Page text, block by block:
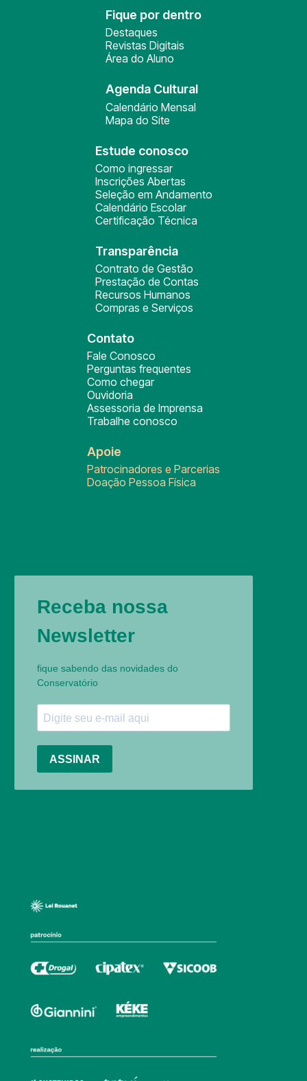
Fique por dentro
Destaques
Revistas Digitais
Área do Aluno
Agenda Cultural
Calendário Mensal
Mapa do Site
Estude conosco
Como ingressar
Inscrições Abertas
Seleção em Andamento
Calendário Escolar
Certificação Técnica
Transparência
Contrato de Gestão
Prestação de Contas
Recursos Humanos
Compras e Serviços
Contato
Fale Conosco
Perguntas frequentes
Como chegar
Ouvidoria
Assessoria de Imprensa
Trabalhe conosco
Apoie
Patrocinadores e Parcerias
Doação Pessoa Física